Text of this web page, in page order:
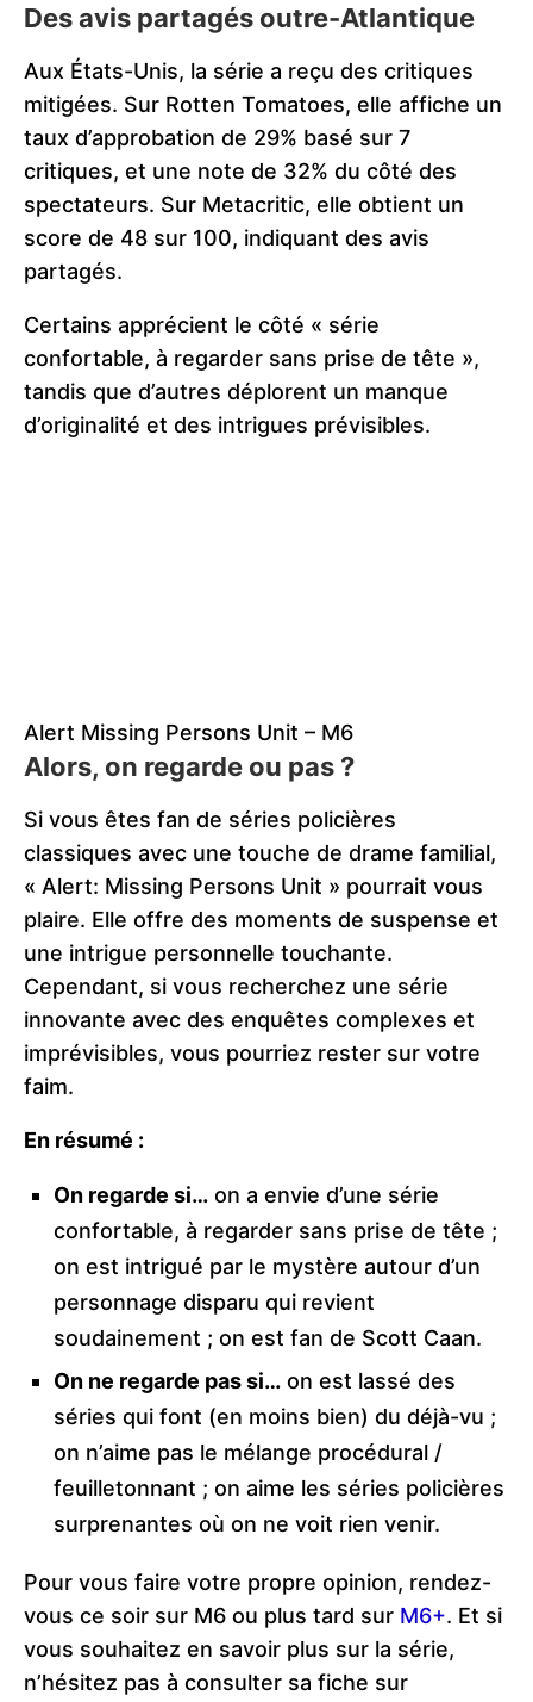
Des avis partagés outre-Atlantique
Aux États-Unis, la série a reçu des critiques
mitigées. Sur Rotten Tomatoes, elle affiche un
taux d’approbation de 29% basé sur 7
critiques, et une note de 32% du côté des
spectateurs. Sur Metacritic, elle obtient un
score de 48 sur 100, indiquant des avis
partagés.
Certains apprécient le côté « série
confortable, à regarder sans prise de tête »,
tandis que d’autres déplorent un manque
d’originalité et des intrigues prévisibles.
Alert Missing Persons Unit – M6
Alors, on regarde ou pas ?
Si vous êtes fan de séries policières
classiques avec une touche de drame familial,
« Alert: Missing Persons Unit » pourrait vous
plaire. Elle offre des moments de suspense et
une intrigue personnelle touchante.
Cependant, si vous recherchez une série
innovante avec des enquêtes complexes et
imprévisibles, vous pourriez rester sur votre
faim.
En résumé :
On regarde si… on a envie d’une série
confortable, à regarder sans prise de tête ;
on est intrigué par le mystère autour d’un
personnage disparu qui revient
soudainement ; on est fan de Scott Caan.
On ne regarde pas si… on est lassé des
séries qui font (en moins bien) du déjà-vu ;
on n’aime pas le mélange procédural /
feuilletonnant ; on aime les séries policières
surprenantes où on ne voit rien venir.
Pour vous faire votre propre opinion, rendez-
vous ce soir sur M6 ou plus tard sur M6+. Et si
vous souhaitez en savoir plus sur la série,
n’hésitez pas à consulter sa fiche sur